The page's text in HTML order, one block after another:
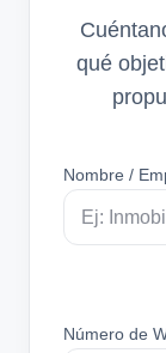
qué
Nombre /
Número de